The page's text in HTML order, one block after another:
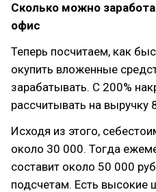
Сколько можно
офис
Теперь посчитаем, как
окупить вложенные
зарабатывать. С 200%
рассчитывать на выручку
Исходя из этого,
около 30 000. Тогда
составит около 50 000
подсчетам. Есть высокие